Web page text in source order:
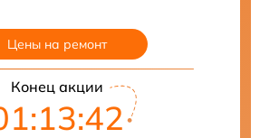
Цены на ремонт
Конец акции